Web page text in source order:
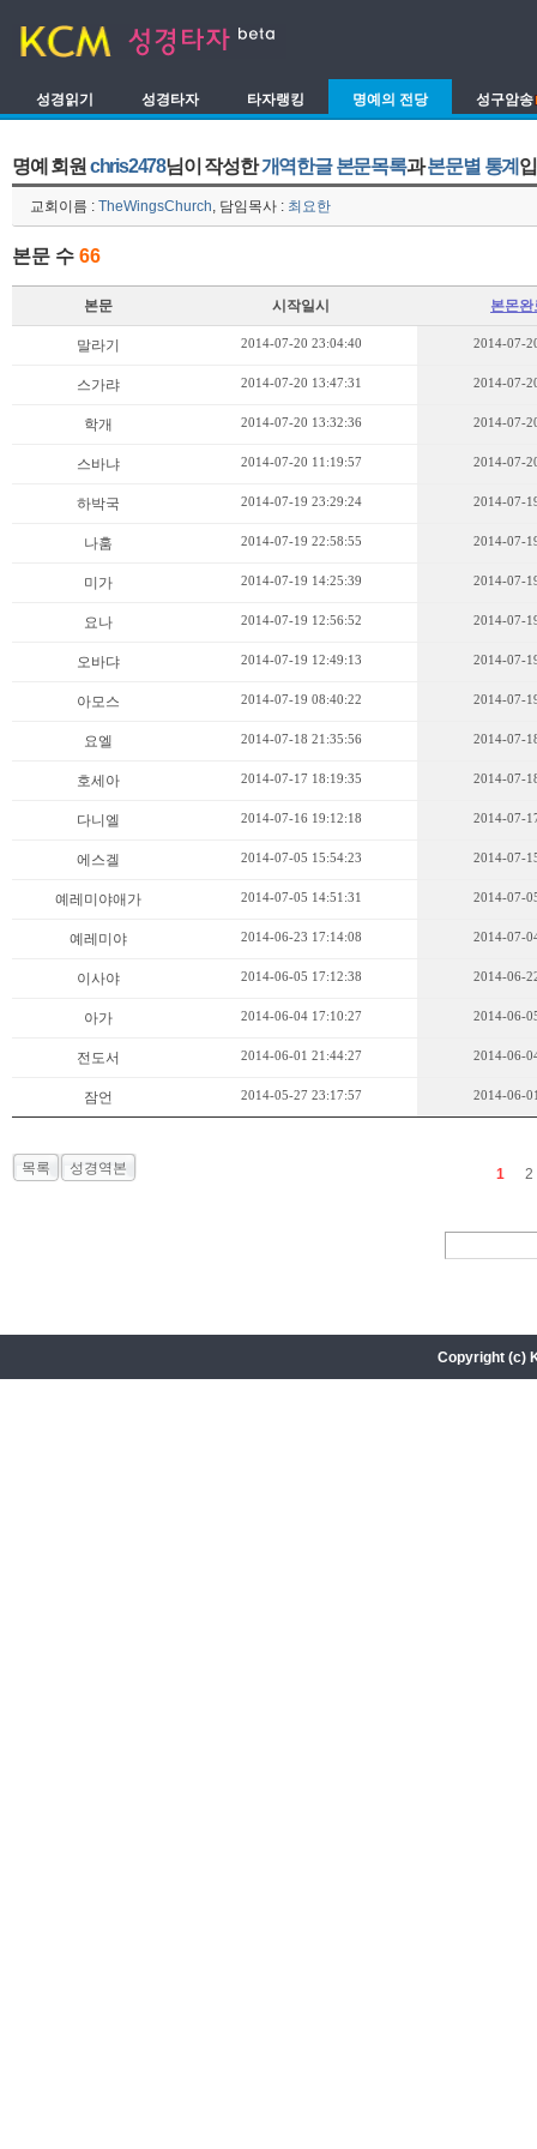
성경읽기 성경타자 타자랭킹 명예의 전당 성구암송
명예 회원 chris2478님이 작성한개역한글 본문목록과본문별 통계
교회이름 : TheWingsChurch, 담임목사 : 최요한
본문 수 66
본문 시작일시 본몬
말라기 2014-07-20 23:04:40 2014-07-
스가랴 2014-07-20 13:47:31 2014-07-
학개 2014-07-20 13:32:36 2014-07-
스바냐 2014-07-20 11:19:57 2014-07-
하박국 2014-07-19 23:29:24 2014-07-
나훔 2014-07-19 22:58:55 2014-07-
미가 2014-07-19 14:25:39 2014-07-
요나 2014-07-19 12:56:52 2014-07-
오바댜 2014-07-19 12:49:13 2014-07-
아모스 2014-07-19 08:40:22 2014-07-
요엘 2014-07-18 21:35:56 2014-07-
호세아 2014-07-17 18:19:35 2014-07-
다니엘 2014-07-16 19:12:18 2014-07-
에스겔 2014-07-05 15:54:23 2014-07-
예레미야애가 2014-07-05 14:51:31 2014-07-
예레미야 2014-06-23 17:14:08 2014-07-
이사야 2014-06-05 17:12:38 2014-06-
아가 2014-06-04 17:10:27 2014-06-
전도서 2014-06-01 21:44:27 2014-06-
잠언 2014-05-27 23:17:57 2014-06-
목록 성경역본 1 2
Copyright (c)